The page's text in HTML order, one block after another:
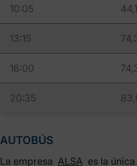
10:05
13:15
16:00
20:35
AUTOBÚS
La empresa ALSA es la